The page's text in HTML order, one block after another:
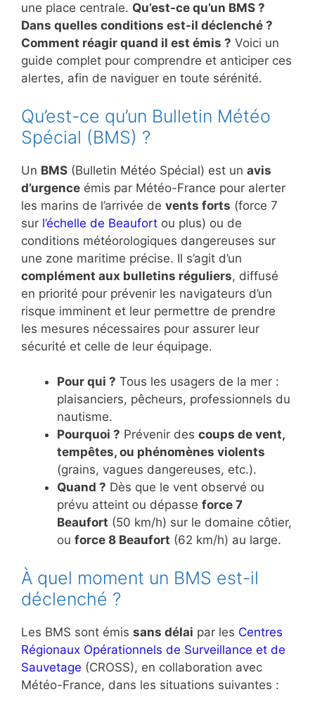
une place centrale. Qu’est-ce qu’un BMS ?
Dans quelles conditions est-il déclenché ?
Comment réagir quand il est émis ? Voici un
guide complet pour comprendre et anticiper ces
alertes, afin de naviguer en toute sérénité.
Qu’est-ce qu’un Bulletin Météo
Spécial (BMS) ?
Un BMS (Bulletin Météo Spécial) est un avis
d’urgence émis par Météo-France pour alerter
les marins de l’arrivée de vents forts (force 7
sur l’échelle de Beaufort ou plus) ou de
conditions météorologiques dangereuses sur
une zone maritime précise. Il s’agit d’un
complément aux bulletins réguliers, diffusé
en priorité pour prévenir les navigateurs d’un
risque imminent et leur permettre de prendre
les mesures nécessaires pour assurer leur
sécurité et celle de leur équipage.
Pour qui ? Tous les usagers de la mer :
plaisanciers, pêcheurs, professionnels du
nautisme.
Pourquoi ? Prévenir des coups de vent,
tempêtes, ou phénomènes violents
(grains, vagues dangereuses, etc.).
Quand ? Dès que le vent observé ou
prévu atteint ou dépasse force 7
Beaufort (50 km/h) sur le domaine côtier,
ou force 8 Beaufort (62 km/h) au large.
À quel moment un BMS est-il
déclenché ?
Les BMS sont émis sans délai par les Centres
Régionaux Opérationnels de Surveillance et de
Sauvetage (CROSS), en collaboration avec
Météo-France, dans les situations suivantes :